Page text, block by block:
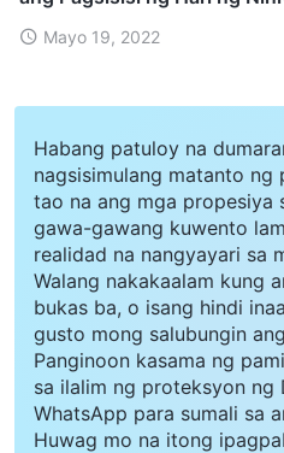
Mayo 19, 2022
Habang patuloy na
nagsisimulang matanto ng
tao na ang mga propesiya
gawa-gawang kuwento
realidad na nangyayari sa
Walang nakakaalam kung
bukas ba, o isang hindi
gusto mong salubungin
Panginoon kasama ng
sa ilalim ng proteksyon ng
WhatsApp para sumali sa
Huwag mo na itong